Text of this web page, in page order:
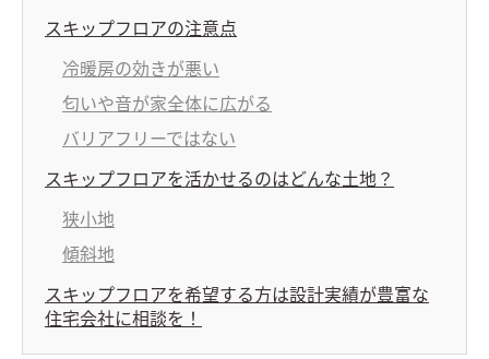
スキップフロアの注意点
冷暖房の効きが悪い
匂いや音が家全体に広がる
バリアフリーではない
スキップフロアを活かせるのはどんな土地？
狭小地
傾斜地
スキップフロアを希望する方は設計実績が豊富な
住宅会社に相談を！